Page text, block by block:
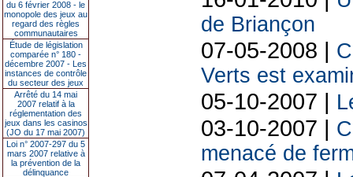
du 6 février 2008 - le
monopole des jeux au
regard des règles
communautaires
Étude de législation
comparée n° 180 -
décembre 2007 - Les
instances de contrôle
du secteur des jeux
Arrêté du 14 mai
2007 relatif à la
réglementation des
jeux dans les casinos
(JO du 17 mai 2007)
Loi n° 2007-297 du 5
mars 2007 relative à
la prévention de la
délinquance
de Briançon
07-05-2008 |
Verts est
05-10-2007 |
03-10-2007 |
menacé de